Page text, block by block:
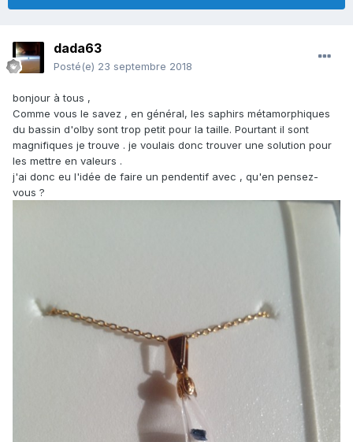
dada63
Posté(e) 23 septembre 2018
bonjour à tous ,
Comme vous le savez , en général, les saphirs métamorphiques
du bassin d'olby sont trop petit pour la taille. Pourtant il sont
magnifiques je trouve . je voulais donc trouver une solution pour
les mettre en valeurs .
j'ai donc eu l'idée de faire un pendentif avec , qu'en pensez-
vous ?